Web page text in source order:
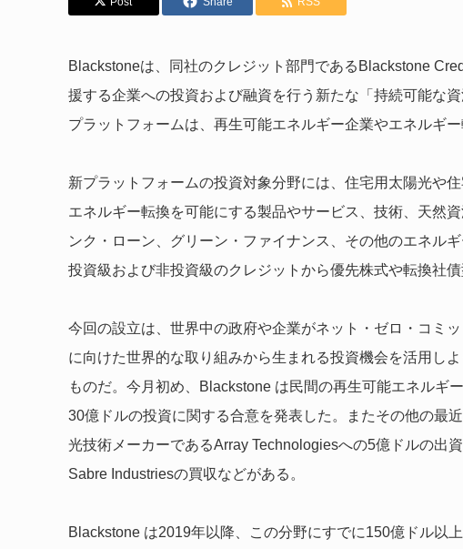
Blackstoneは、同社のクレジット部門であるBlackstone
援する企業への投資および融資を行う新たな「持続可能な
プラットフォームは、再生可能エネルギー企業やエネルギ
新プラットフォームの投資対象分野には、住宅用太陽光や
エネルギー転換を可能にする製品やサービス、技術、天然
ンク・ローン、グリーン・ファイナンス、その他のエネル
投資級および非投資級のクレジットから優先株式や転換社
今回の設立は、世界中の政府や企業がネット・ゼロ・コミ
に向けた世界的な取り組みから生まれる投資機会を活用し
ものだ。今月初め、Blackstone は民間の再生可能エネルギ
30億ドルの投資に関する合意を発表した。またその他の最
光技術メーカーであるArray Technologiesへの5億ドルの出
Sabre Industriesの買収などがある。
Blackstone は2019年以降、この分野にすでに150億ドル以